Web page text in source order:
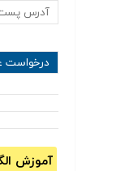
آموزش